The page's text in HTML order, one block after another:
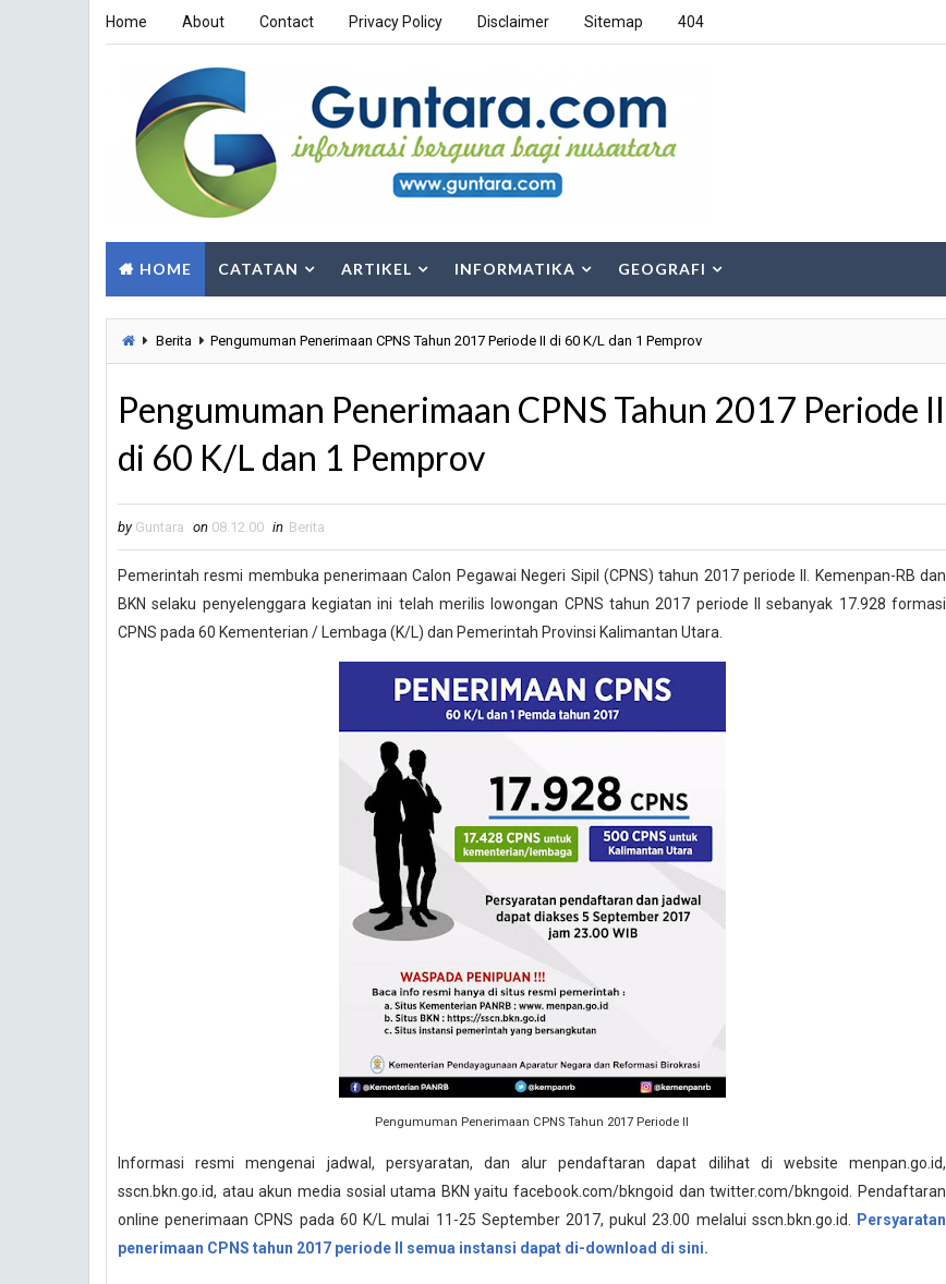
Home About Contact Privacy Policy Disclaimer Sitemap 404
HOME CATATAN ARTIKEL INFORMATIKA GEOGRAFI
Berita Pengumuman Penerimaan CPNS Tahun 2017 Periode II di 60 K/L dan 1 Pemprov
Pengumuman Penerimaan CPNS Tahun 2017 Periode II
di 60 K/L dan 1 Pemprov
by Guntara on 08.12.00 in Berita
Pemerintah resmi membuka penerimaan Calon Pegawai Negeri Sipil (CPNS) tahun 2017 periode II. Kemenpan-RB dan
BKN selaku penyelenggara kegiatan ini telah merilis lowongan CPNS tahun 2017 periode II sebanyak 17.928 formasi
CPNS pada 60 Kementerian / Lembaga (K/L) dan Pemerintah Provinsi Kalimantan Utara.
Pengumuman Penerimaan CPNS Tahun 2017 Periode II
Informasi resmi mengenai jadwal, persyaratan, dan alur pendaftaran dapat dilihat di website menpan.go.id,
sscn.bkn.go.id, atau akun media sosial utama BKN yaitu facebook.com/bkngoid dan twitter.com/bkngoid. Pendaftaran
online penerimaan CPNS pada 60 K/L mulai 11-25 September 2017, pukul 23.00 melalui sscn.bkn.go.id.
Persyaratan
penerimaan CPNS tahun 2017 periode II semua instansi dapat di-download di sini.